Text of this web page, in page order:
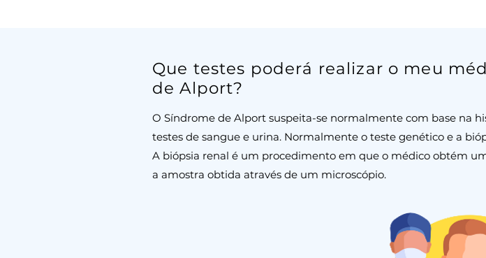
Que testes poderá realizar o meu
de Alport?
O Síndrome de Alport suspeita-se normalmente com base na
testes de sangue e urina. Normalmente o teste genético e a
A biópsia renal é um procedimento em que o médico obtém
a amostra obtida através de um microscópio.